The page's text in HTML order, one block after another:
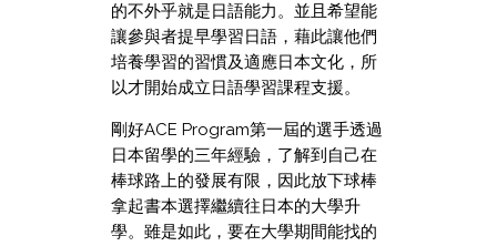
的不外乎就是日語能力。並且希望能
讓參與者提早學習日語，藉此讓他們
培養學習的習慣及適應日本文化，所
以才開始成立日語學習課程支援。
剛好ACE Program第一屆的選手透過
日本留學的三年經驗，了解到自己在
棒球路上的發展有限，因此放下球棒
拿起書本選擇繼續往日本的大學升
學。雖是如此，要在大學期間能找的